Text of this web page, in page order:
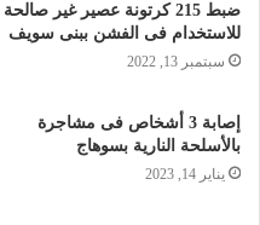
ضبط 215 كرتونة عصير غير صالحة
للاستخدام فى الفشن ببنى سويف
سبتمبر 13, 2022
إصابة 3 أشخاص فى مشاجرة
بالأسلحة النارية بسوهاج
يناير 14, 2023